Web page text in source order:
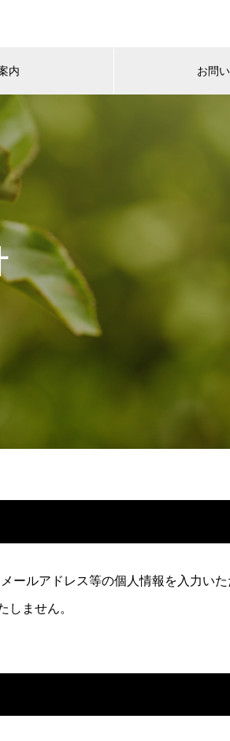
内 お問
ールアドレス等の個人情報を入力いた
ません。